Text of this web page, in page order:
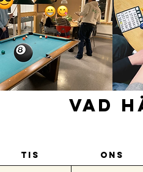
tis ons
vad